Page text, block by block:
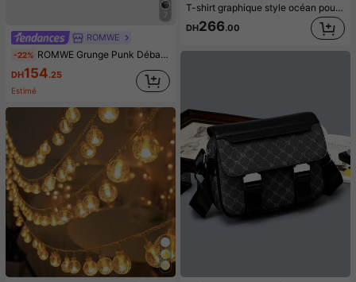
7
ROMWE
-22% ROMWE Grunge Punk Débardeur camisole pour femmes avec slogan Vine, style Dark Punk Hot Girl
DH154.25
Estimé
T-shirt graphique style océan pour femmes, imprimé tortue de mer, manches courtes amples, décontracté et confortable, col rond, pour l'été, la plage, les vacances et les congés
DH266.00